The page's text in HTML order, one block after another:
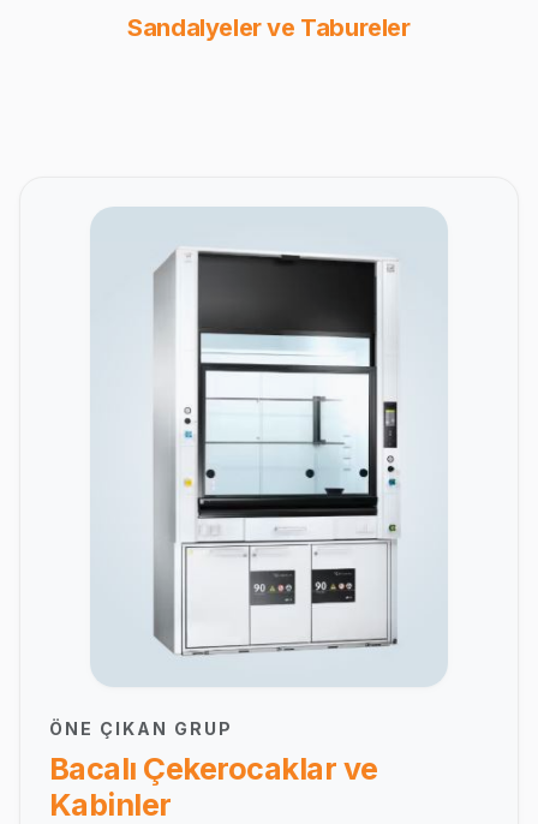
Sandalyeler ve Tabureler
ÖNE ÇIKAN GRUP
Bacalı Çekerocaklar ve
Kabinler